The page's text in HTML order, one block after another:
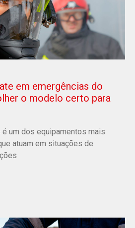
em emergências do
o modelo certo para
um dos equipamentos mais
atuam em situações de